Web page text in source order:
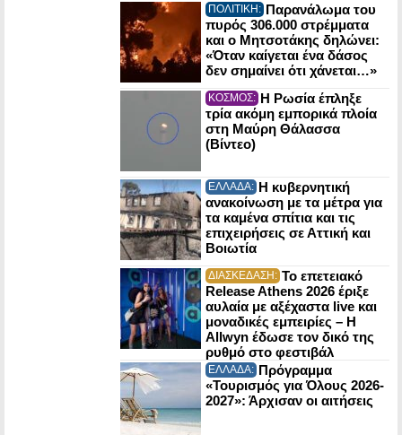
ΠΟΛΙΤΙΚΗ: Παρανάλωμα του
πυρός 306.000 στρέμματα
και ο Μητσοτάκης δηλώνει:
«Όταν καίγεται ένα δάσος
δεν σημαίνει ότι χάνεται…»
ΚΟΣΜΟΣ: Η Ρωσία έπληξε
τρία ακόμη εμπορικά πλοία
στη Μαύρη Θάλασσα
(Βίντεο)
ΕΛΛΑΔΑ: Η κυβερνητική
ανακοίνωση με τα μέτρα για
τα καμένα σπίτια και τις
επιχειρήσεις σε Αττική και
Βοιωτία
ΔΙΑΣΚΕΔΑΣΗ: Το επετειακό
Release Athens 2026 έριξε
αυλαία με αξέχαστα live και
μοναδικές εμπειρίες – Η
Allwyn έδωσε τον δικό της
ρυθμό στο φεστιβάλ
ΕΛΛΑΔΑ: Πρόγραμμα
«Τουρισμός για Όλους 2026-
2027»: Άρχισαν οι αιτήσεις